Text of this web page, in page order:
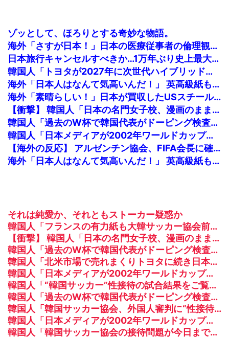
ゾッとして、ほろりとする奇妙な物語。
海外「さすが日本！」日本の医療従事者の倫理観の高さに海外が超感動
日本旅行キャンセルすべきか…1万年ぶり史上最大級の火山の兆し＝韓国の反応
韓国人「トヨタが2027年に次世代ハイブリッドバッテリーを導入へ！最大1000kmの航続距離や超高速充電を目指す」
海外「日本人はなんて気高いんだ！」 英高級紙も驚愕した極限の中の日本人の姿に世界が衝撃
海外「素晴らしい！」日本が買収したUSスチール驚異の大復活に米国人が大喜び
【衝撃】 韓国人「日本の名門女子校、漫画のままかよ」
韓国人「過去のW杯で韓国代表がドーピング検査をすり抜けるように注射していたものがこちら…」→「恥ずかしい…（ブルブル」＝韓国の反応
韓国人「日本メディアが2002年ワールドカップ韓国準決勝も調査すべきと主張！」→「英国メディアも一斉に指摘‥」
【海外の反応】 アルゼンチン協会、FIFA会長に確固たる支持を表明「隠す気もないんだなｗ」
海外「日本人はなんて気高いんだ！」 英高級紙も驚愕した極限の中の日本人の姿に世界が衝撃
それは純愛か、それともストーカー疑惑か
韓国人「フランスの有力紙も大韓サッカー協会前代未聞の不祥事を詳細に報道！」→「国際的スキャンダルに発展してしまう‥」
【衝撃】 韓国人「日本の名門女子校、漫画のままかよ」
韓国人「過去のW杯で韓国代表がドーピング検査をすり抜けるように注射していたものがこちら…」→「恥ずかしい…（ブルブル」＝韓国の反応
韓国人「北米市場で売れまくりトヨタに続き日本のホンダやスズキも今年第2四半期に大幅な黒字を記録！」→「あまりにも見事なV字回復‥」
韓国人「日本メディアが2002年ワールドカップ韓国準決勝も調査すべきと主張！」→「英国メディアも一斉に指摘‥」
韓国人「“韓国サッカー”性接待の試合結果をご覧ください」→「マッサージ効果は間違いないねｗ」「これが本当のベッドサッカーだ」
韓国人「過去のW杯で韓国代表がドーピング検査をすり抜けるように注射していたものがこちら…」→「恥ずかしい…（ﾌﾞﾙﾌﾞﾙ」＝韓国の反応
韓国人「韓国サッカー協会、外国人審判に“性接待”報道・・・」→「2002年の審判買収が事実だったのか？」「日本人が言ってたこと正しかったね・・・」「もうサッカー代表、サッカー協会解散しよう」
韓国人「日本メディアが2002年ワールドカップ韓国準決勝も調査すべきと主張！」→「英国メディアも一斉に指摘‥」
韓国人「韓国サッカー協会の接待問題が今日まで大騒ぎにならなかった理由がこちら…」→「処罰すべき…（ﾌﾞﾙﾌﾞﾙ」＝韓国の反応